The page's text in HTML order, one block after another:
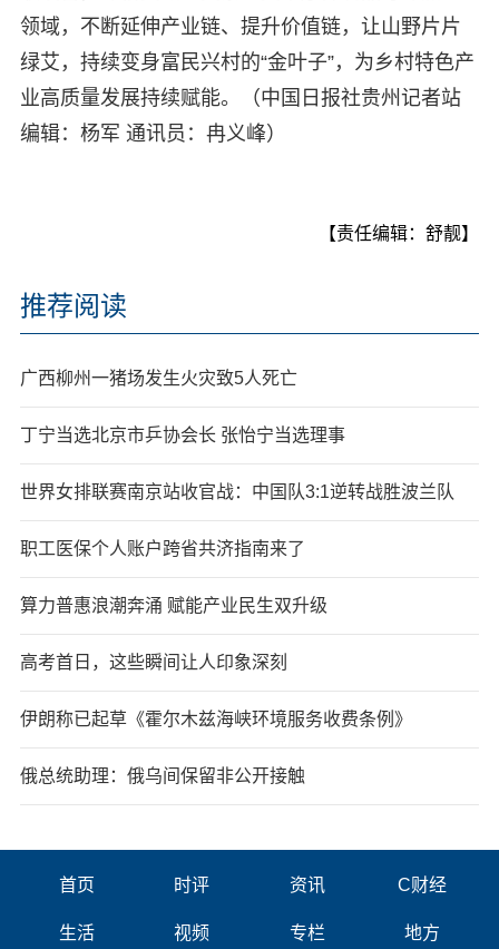
领域，不断延伸产业链、提升价值链，让山野片片
绿艾，持续变身富民兴村的“金叶子”，为乡村特色产
业高质量发展持续赋能。（中国日报社贵州记者站
编辑：杨军 通讯员：冉义峰）
【责任编辑：舒靓】
推荐阅读
广西柳州一猪场发生火灾致5人死亡
丁宁当选北京市乒协会长 张怡宁当选理事
世界女排联赛南京站收官战：中国队3:1逆转战胜波兰队
职工医保个人账户跨省共济指南来了
算力普惠浪潮奔涌 赋能产业民生双升级
高考首日，这些瞬间让人印象深刻
伊朗称已起草《霍尔木兹海峡环境服务收费条例》
俄总统助理：俄乌间保留非公开接触
首页 时评 资讯 C财经
生活 视频 专栏 地方